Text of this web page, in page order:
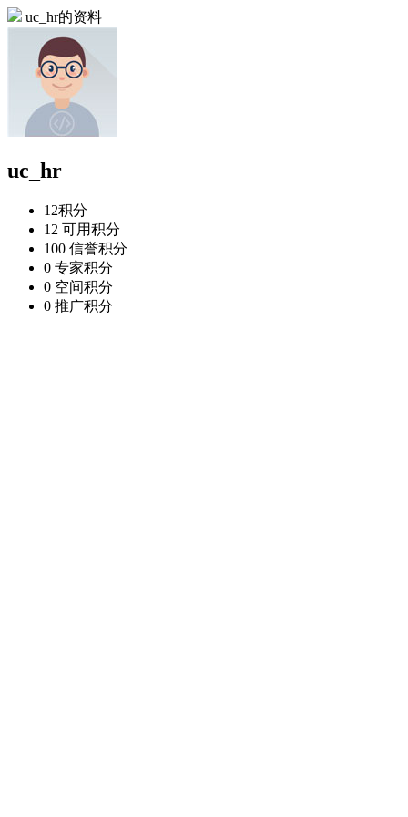
uc_hr的资料
uc_hr
12积分
12 可用积分
100 信誉积分
0 专家积分
0 空间积分
0 推广积分